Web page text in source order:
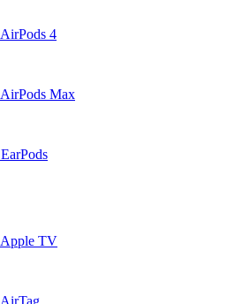
AirPods 4
AirPods Max
EarPods
Apple TV